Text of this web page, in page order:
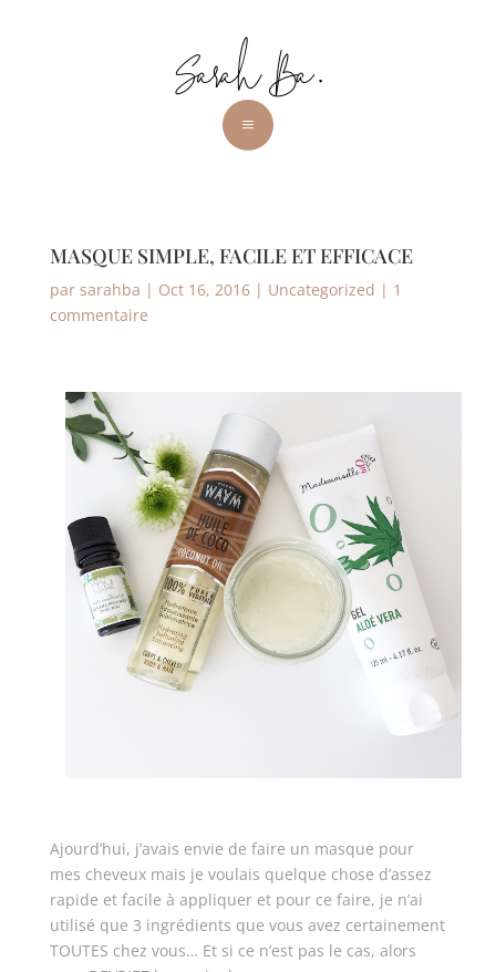
a
MASQUE SIMPLE, FACILE ET EFFICACE
par sarahba | Oct 16, 2016| Uncategorized | 1
commentaire
Ajourd’hui, j’avais envie de faire un masque pour
mes cheveux mais je voulais quelque chose d’assez
rapide et facile à appliquer et pour ce faire, je n’ai
utilisé que 3 ingrédients que vous avez certainement
TOUTES chez vous… Et si ce n’est pas le cas, alors